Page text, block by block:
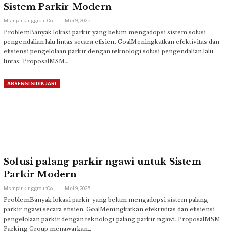
Sistem Parkir Modern
Mei 9, 2025
ProblemBanyak lokasi parkir yang belum mengadopsi sistem solusi
pengendalian lalu lintas secara efisien. GoalMeningkatkan efektivitas dan
efisiensi pengelolaan parkir dengan teknologi solusi pengendalian lalu
lintas. ProposalMSM…
ABSENSI SIDIK JARI
Solusi palang parkir ngawi untuk Sistem
Parkir Modern
Msmparkinggroup.com Mei 9, 2025
ProblemBanyak lokasi parkir yang belum mengadopsi sistem palang
parkir ngawi secara efisien. GoalMeningkatkan efektivitas dan efisiensi
pengelolaan parkir dengan teknologi palang parkir ngawi. ProposalMSM
Parking Group menawarkan…